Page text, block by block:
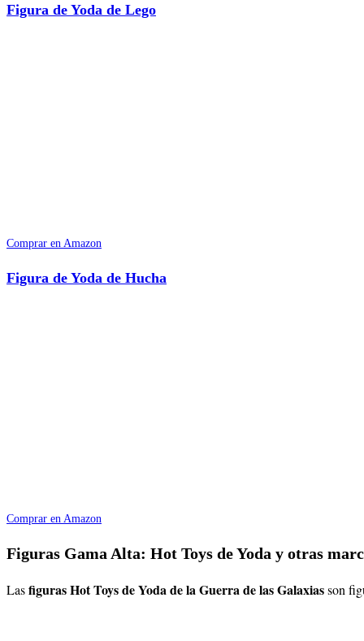
Figura de Yoda de Lego
Comprar en Amazon
Figura de Yoda de Hucha
Comprar en Amazon
Figuras Gama Alta: Hot Toys de Yoda y otras
Lasfiguras Hot Toys de Yoda de la Guerra de las Galaxiasson